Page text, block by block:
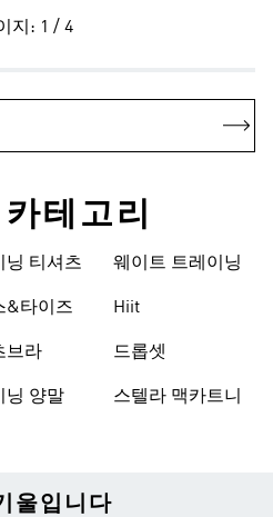
지: 1 / 4
테고리
닝 티셔츠
&타이즈
브라
닝 양말
웨이트 트레이닝
Hiit
드롭셋
스텔라 맥카트니
울입니다